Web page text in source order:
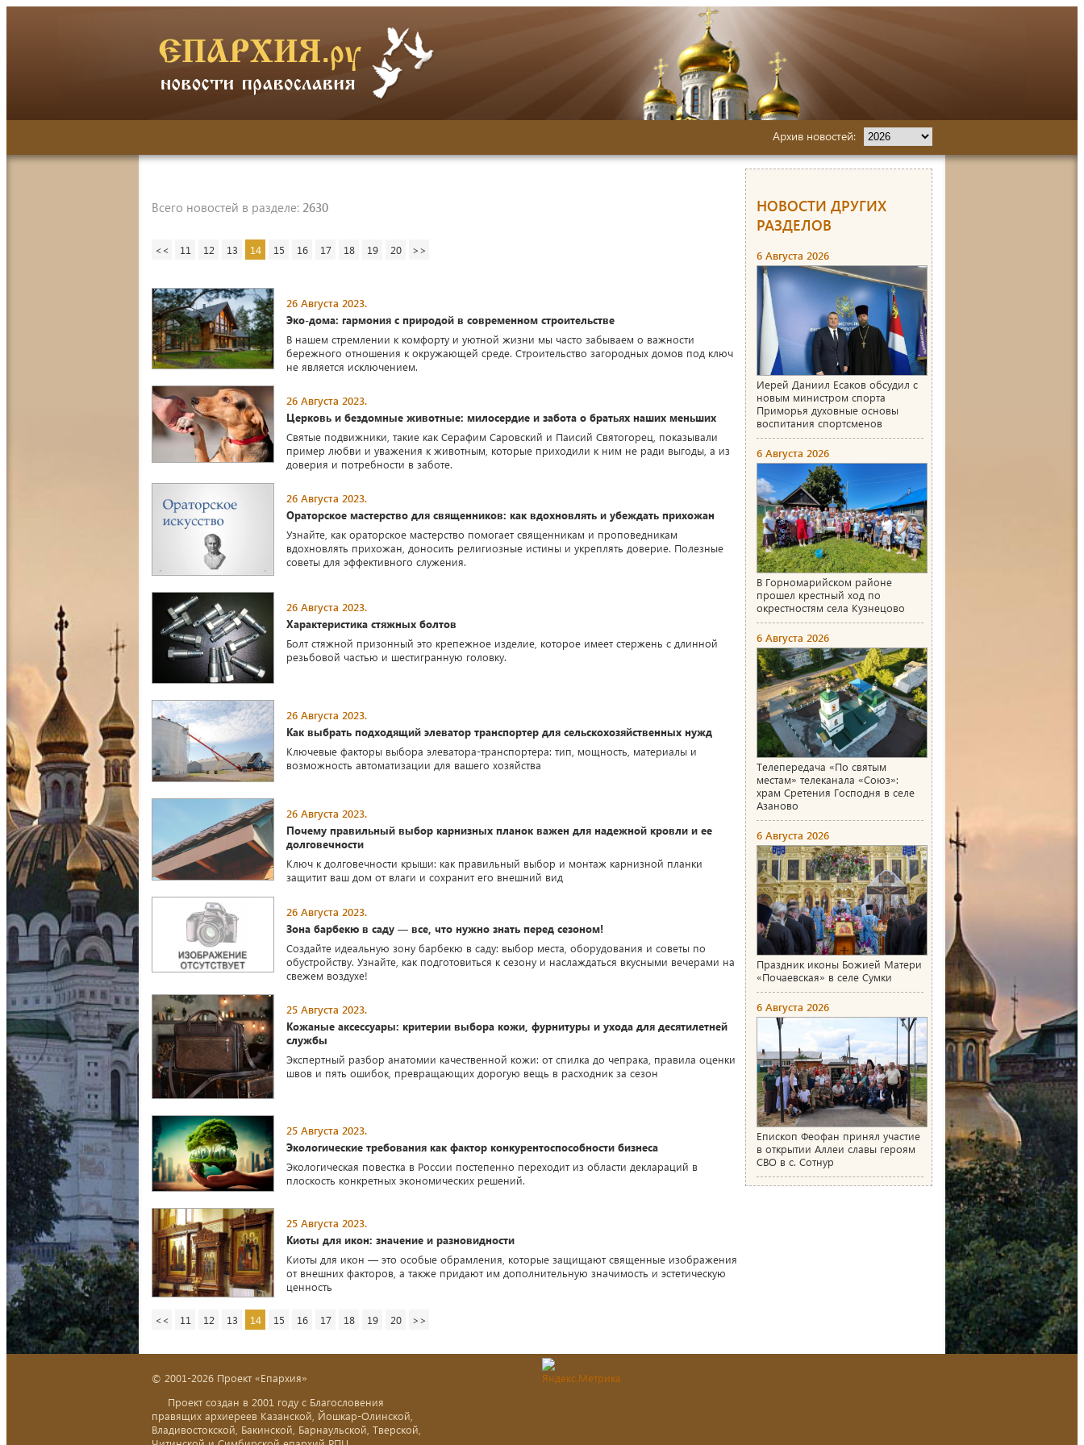
Архив новостей:
Всего новостей в разделе: 2630
<< 11 12 13 14 15 16 17 18 19 20 >>
26 Августа 2023.
Эко-дома: гармония с природой в современном строительстве
В нашем стремлении к комфорту и уютной жизни мы часто забываем о важности
бережного отношения к окружающей среде. Строительство загородных домов под ключ
не является исключением.
26 Августа 2023.
Церковь и бездомные животные: милосердие и забота о братьях наших меньших
Святые подвижники, такие как Серафим Саровский и Паисий Святогорец, показывали
пример любви и уважения к животным, которые приходили к ним не ради выгоды, а из
доверия и потребности в заботе.
26 Августа 2023.
Ораторское мастерство для священников: как вдохновлять и убеждать прихожан
Узнайте, как ораторское мастерство помогает священникам и проповедникам
вдохновлять прихожан, доносить религиозные истины и укреплять доверие. Полезные
советы для эффективного служения.
26 Августа 2023.
Характеристика стяжных болтов
Болт стяжной призонный это крепежное изделие, которое имеет стержень с длинной
резьбовой частью и шестигранную головку.
26 Августа 2023.
Как выбрать подходящий элеватор транспортер для сельскохозяйственных нужд
Ключевые факторы выбора элеватора-транспортера: тип, мощность, материалы и
возможность автоматизации для вашего хозяйства
26 Августа 2023.
Почему правильный выбор карнизных планок важен для надежной кровли и ее
долговечности
Ключ к долговечности крыши: как правильный выбор и монтаж карнизной планки
защитит ваш дом от влаги и сохранит его внешний вид
26 Августа 2023.
Зона барбекю в саду — все, что нужно знать перед сезоном!
Создайте идеальную зону барбекю в саду: выбор места, оборудования и советы по
обустройству. Узнайте, как подготовиться к сезону и наслаждаться вкусными вечерами на
свежем воздухе!
25 Августа 2023.
Кожаные аксессуары: критерии выбора кожи, фурнитуры и ухода для десятилетней
службы
Экспертный разбор анатомии качественной кожи: от спилка до чепрака, правила оценки
швов и пять ошибок, превращающих дорогую вещь в расходник за сезон
25 Августа 2023.
Экологические требования как фактор конкурентоспособности бизнеса
Экологическая повестка в России постепенно переходит из области деклараций в
плоскость конкретных экономических решений.
25 Августа 2023.
Киоты для икон: значение и разновидности
Киоты для икон — это особые обрамления, которые защищают священные изображения
от внешних факторов, а также придают им дополнительную значимость и эстетическую
ценность
<< 11 12 13 14 15 16 17 18 19 20 >>
НОВОСТИ ДРУГИХ
РАЗДЕЛОВ
6 Августа 2026
Иерей Даниил Есаков обсудил с
новым министром спорта
Приморья духовные основы
воспитания спортсменов
6 Августа 2026
В Горномарийском районе
прошел крестный ход по
окрестностям села Кузнецово
6 Августа 2026
Телепередача «По святым
местам» телеканала «Союз»:
храм Сретения Господня в селе
Азаново
6 Августа 2026
Праздник иконы Божией Матери
«Почаевская» в селе Сумки
6 Августа 2026
Епископ Феофан принял участие
в открытии Аллеи славы героям
СВО в с. Сотнур
© 2001-2026 Проект «Епархия»
Проект создан в 2001 году с Благословения
правящих архиереев Казанской, Йошкар-Олинской,
Владивостокской, Бакинской, Барнаульской, Тверской,